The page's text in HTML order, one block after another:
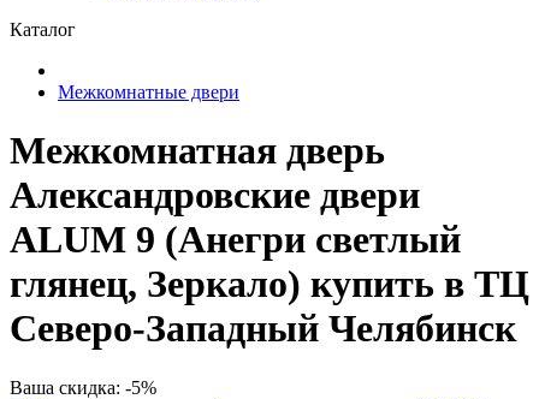
Каталог
Межкомнатные двери
Межкомнатная дверь
Александровские двери
ALUM 9 (Анегри светлый
глянец, Зеркало) купить в ТЦ
Северо-Западный Челябинск
Ваша скидка: -5%